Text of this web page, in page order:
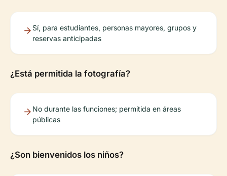
Sí, para estudiantes, personas mayores, grupos y
reservas anticipadas
¿Está permitida la fotografía?
No durante las funciones; permitida en áreas
públicas
¿Son bienvenidos los niños?